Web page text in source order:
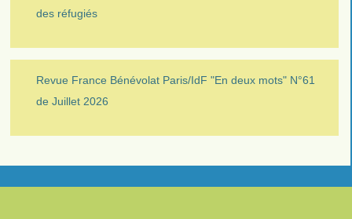
des réfugiés
Revue France Bénévolat Paris/IdF "En deux mots" N°61
de Juillet 2026